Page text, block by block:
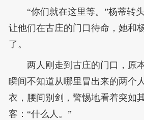
“你们就在这里等。”杨蒂转
让他们在古庄的门口待命，她和
了。
两人刚走到古庄的门口，原
瞬间不知道从哪里冒出来的两个
衣，腰间别剑，警惕地看着突如
客：“什么人。”